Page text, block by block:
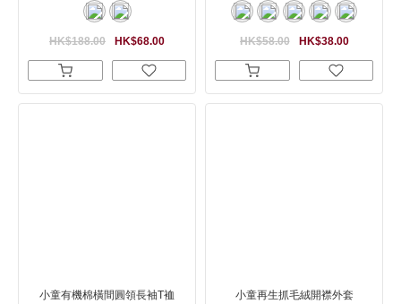
HK$68.00
HK$188.00 HK$38.00
HK$58.00
小童有機棉橫間圓領長袖T裇 小童再生抓毛絨開襟外套